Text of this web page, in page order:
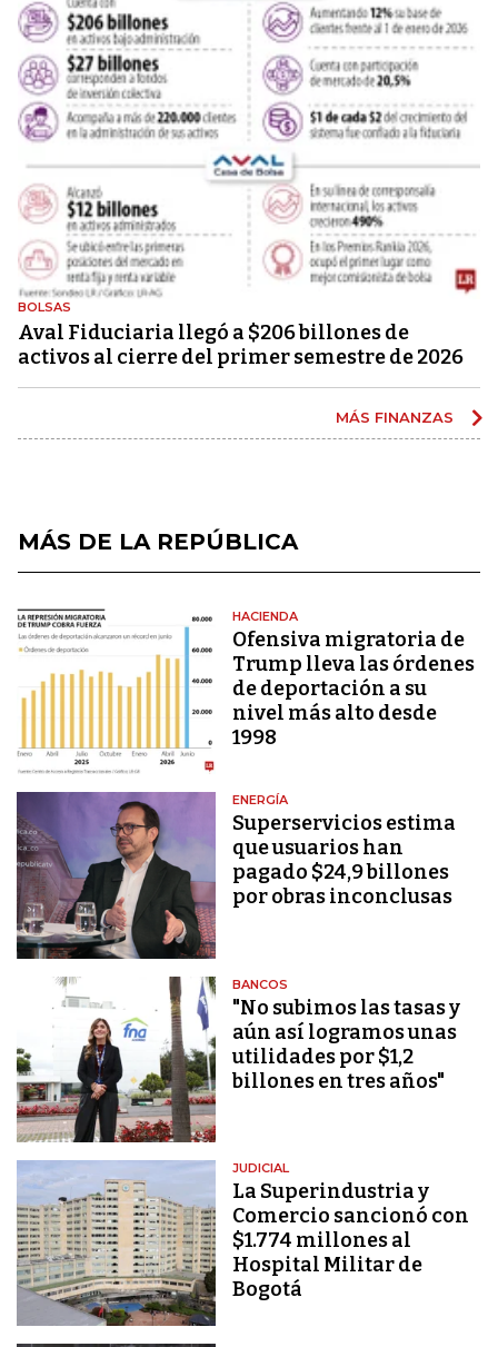
BOLSAS
Aval Fiduciaria llegó a $206 billones de
activos al cierre del primer semestre de 2026
MÁS FINANZAS
MÁS DE LA REPÚBLICA
HACIENDA
Ofensiva migratoria de
Trump lleva las órdenes
de deportación a su
nivel más alto desde
1998
ENERGÍA
Superservicios estima
que usuarios han
pagado $24,9 billones
por obras inconclusas
BANCOS
"No subimos las tasas y
aún así logramos unas
utilidades por $1,2
billones en tres años"
JUDICIAL
La Superindustria y
Comercio sancionó con
$1.774 millones al
Hospital Militar de
Bogotá